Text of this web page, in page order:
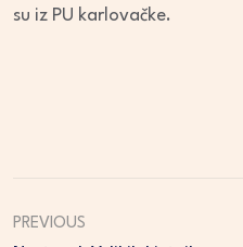
su iz PU karlovačke.
PREVIOUS